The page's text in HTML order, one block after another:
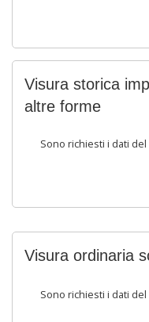
Visura storica
altre forme
Sono richiesti i dati
Visura ordinaria
Sono richiesti i dati